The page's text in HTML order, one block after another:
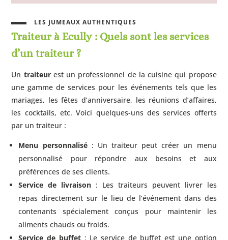
LES JUMEAUX AUTHENTIQUES
Traiteur à Ecully: Quels sont les services
d’un traiteur ?
Un traiteurest un professionnel de la cuisine qui propose
une gamme de services pour les événements tels que les
mariages, les fêtes d’anniversaire, les réunions d’affaires,
les cocktails, etc. Voici quelques-uns des services offerts
par un traiteur :
Menu personnalisé: Un traiteur peut créer un menu
personnalisé pour répondre aux besoins et aux
préférences de ses clients.
Service de livraison : Les traiteurs peuvent livrer les
repas directement sur le lieu de l’événement dans des
contenants spécialement conçus pour maintenir les
aliments chauds ou froids.
Service de buffet: Le service de buffet est une option